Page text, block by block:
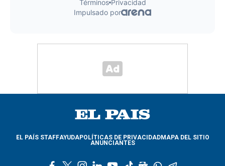
EL PAÍS STAFFAYUDAPOLÍTICAS DE PRIVACIDADMAPA DEL SITIO
ANUNCIANTES